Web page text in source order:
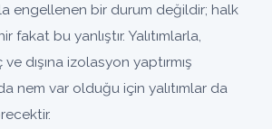
engellenen bir durum değildir; halk
fakat bu yanlıştır. Yalıtımlarla,
dışına izolasyon yaptırmış
nem var olduğu için yalıtımlar da